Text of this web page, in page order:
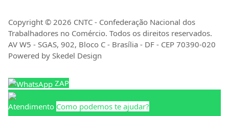
Copyright © 2026 CNTC - Confederação Nacional dos
Trabalhadores no Comércio. Todos os direitos reservados.
AV W5 - SGAS, 902, Bloco C - Brasília - DF - CEP 70390-020
Powered by Skedel Design
ZAP
Atendimento Como podemos te ajudar?